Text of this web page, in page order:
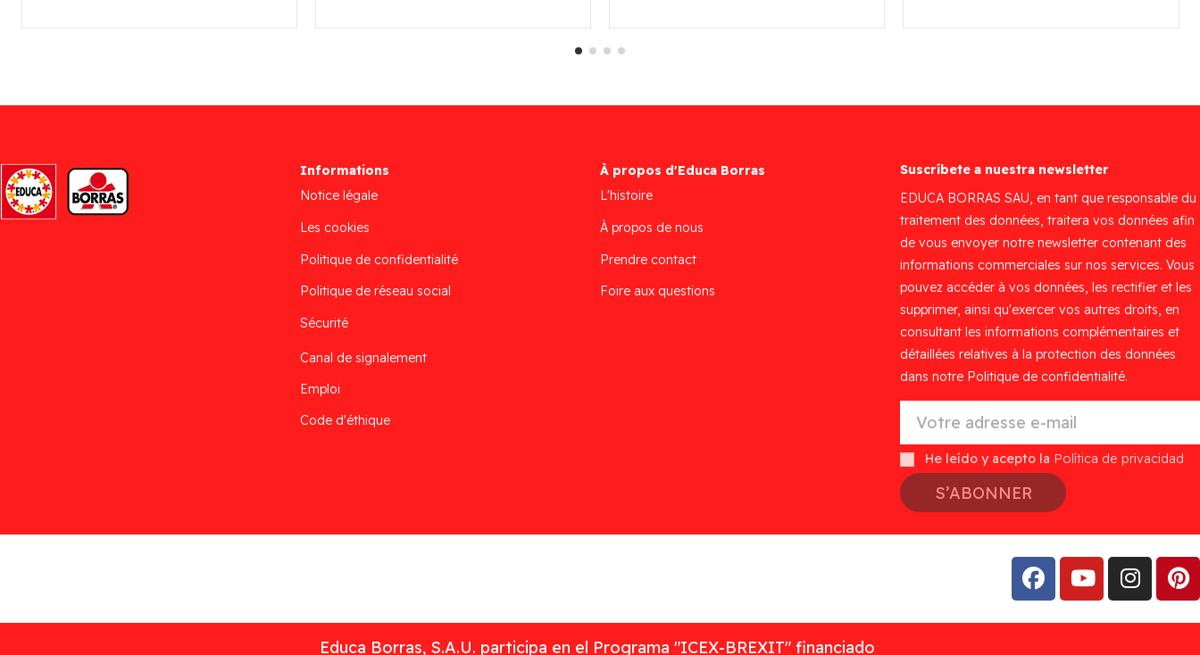
Informations
Notice légale
Les cookies
Politique de confidentialité
Politique de réseau social
Sécurité
Canal de signalement
Emploi
Code d'éthique
À propos d'Educa Borras
L'histoire
À propos de nous
Prendre contact
Foire aux questions
Suscríbete a nuestra newsletter
EDUCA BORRAS SAU, en tant que responsable du
traitement des données, traitera vos données afin
de vous envoyer notre newsletter contenant des
informations commerciales sur nos services. Vous
pouvez accéder à vos données, les rectifier et les
supprimer, ainsi qu'exercer vos autres droits, en
consultant les informations complémentaires et
détaillées relatives à la protection des données
dans notre Politique de confidentialité.
He leído y acepto la Política de privacidad
S’ABONNER
Educa Borras, S.A.U. participa en el Programa "ICEX-BREXIT" financiado